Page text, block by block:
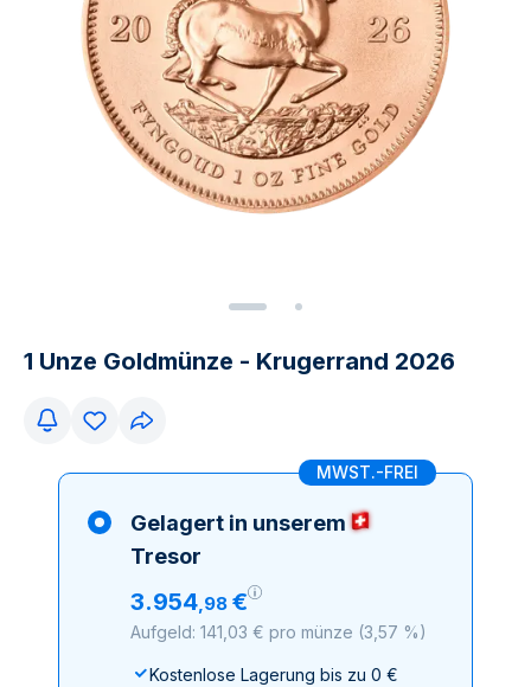
1 Unze Goldmünze - Krugerrand 2026
MWST.-FREI
Gelagert in unserem
Tresor
3.954,98 €
Aufgeld: 141,03 € pro münze (3,57 %)
Kostenlose Lagerung bis zu 0 €